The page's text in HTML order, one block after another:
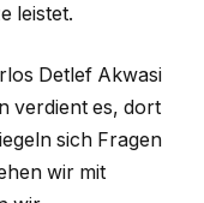
leistet.
Detlef Akwasi
verdient es, dort
sich Fragen
wir mit